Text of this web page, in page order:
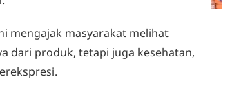
mengajak masyarakat melihat
dari produk, tetapi juga kesehatan,